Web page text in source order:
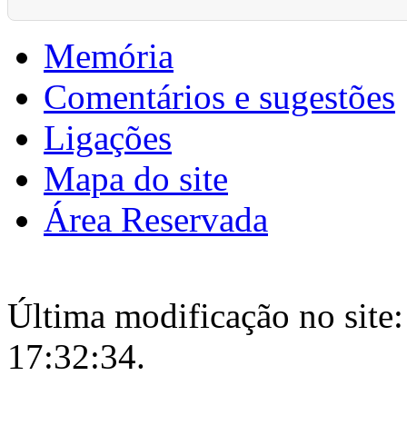
Memória
Comentários e sugestões
Ligações
Mapa do site
Área Reservada
Última modificação no
17:32:34.